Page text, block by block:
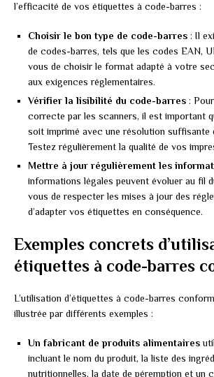
l’efficacité de vos étiquettes à code-barres :
Choisir le bon type de code-barres : Il
de codes-barres, tels que les codes EAN,
vous de choisir le format adapté à votre
aux exigences réglementaires.
Vérifier la lisibilité du code-barres :
correcte par les scanners, il est important
soit imprimé avec une résolution suffisante
Testez régulièrement la qualité de vos
Mettre à jour régulièrement les
informations légales peuvent évoluer au fil
vous de respecter les mises à jour des
d’adapter vos étiquettes en conséquence.
Exemples concrets
étiquettes à code-barres
L’utilisation d’étiquettes à code-barres
illustrée par différents exemples :
Un fabricant de produits alimentaires
incluant le nom du produit, la liste des
nutritionnelles, la date de péremption et un